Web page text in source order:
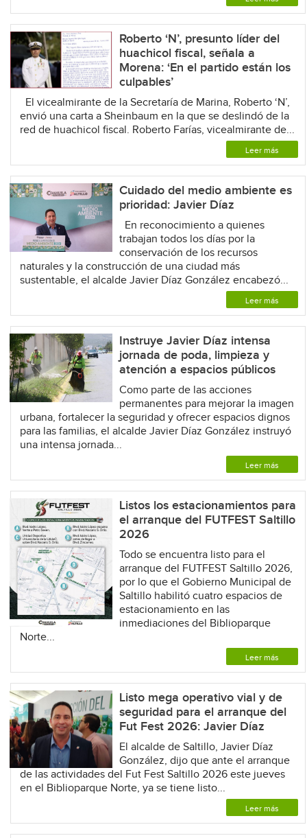
Roberto ‘N’, presunto líder del
huachicol fiscal, señala a
Morena: ‘En el partido están los
culpables’
El vicealmirante de la Secretaría de Marina, Roberto ‘N’,
envió una carta a Sheinbaum en la que se deslindó de la
red de huachicol fiscal. Roberto Farías, vicealmirante de...
Leer más
Cuidado del medio ambiente es
prioridad: Javier Díaz
En reconocimiento a quienes
trabajan todos los días por la
conservación de los recursos
naturales y la construcción de una ciudad más
sustentable, el alcalde Javier Díaz González encabezó...
Leer más
Instruye Javier Díaz intensa
jornada de poda, limpieza y
atención a espacios públicos
Como parte de las acciones
permanentes para mejorar la imagen
urbana, fortalecer la seguridad y ofrecer espacios dignos
para las familias, el alcalde Javier Díaz González instruyó
una intensa jornada...
Leer más
Listos los estacionamientos para
el arranque del FUTFEST Saltillo
2026
Todo se encuentra listo para el
arranque del FUTFEST Saltillo 2026,
por lo que el Gobierno Municipal de
Saltillo habilitó cuatro espacios de
estacionamiento en las
inmediaciones del Biblioparque
Norte...
Leer más
Listo mega operativo vial y de
seguridad para el arranque del
Fut Fest 2026: Javier Díaz
El alcalde de Saltillo, Javier Díaz
González, dijo que ante el arranque
de las actividades del Fut Fest Saltillo 2026 este jueves
en el Biblioparque Norte, ya se tiene listo...
Leer más